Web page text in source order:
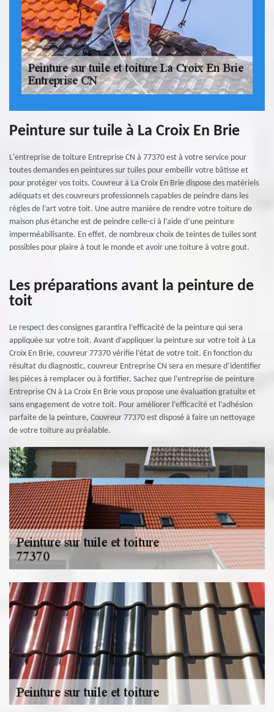
Peinture sur tuile à La Croix En Brie
L'entreprise de toiture Entreprise CN à 77370 est à votre service pour
toutes demandes en peintures sur tuiles pour embellir votre bâtisse et
pour protéger vos toits. Couvreur à La Croix En Brie dispose des matériels
adéquats et des couvreurs professionnels capables de peindre dans les
règles de l’art votre toit. Une autre manière de rendre votre toiture de
maison plus étanche est de peindre celle-ci à l’aide d’une peinture
imperméabilisante. En effet, de nombreux choix de teintes de tuiles sont
possibles pour plaire à tout le monde et avoir une toiture à votre gout.
Les préparations avant la peinture de
toit
Le respect des consignes garantira l’efficacité de la peinture qui sera
appliquée sur votre toit. Avant d’appliquer la peinture sur votre toit à La
Croix En Brie, couvreur 77370 vérifie l’état de votre toit. En fonction du
résultat du diagnostic, couvreur Entreprise CN sera en mesure d’identifier
les pièces à remplacer ou à fortifier. Sachez que l’entreprise de peinture
Entreprise CN à La Croix En Brie vous propose une évaluation gratuite et
sans engagement de votre toit. Pour améliorer l’efficacité et l’adhésion
parfaite de la peinture, Couvreur 77370 est disposé à faire un nettoyage
de votre toiture au préalable.